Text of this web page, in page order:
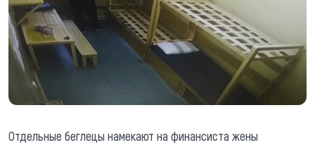
Отдельные беглецы намекают на финансиста жены